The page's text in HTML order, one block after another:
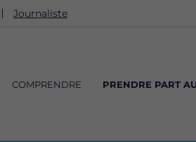
Journaliste
COMPRENDRE PRENDRE PART